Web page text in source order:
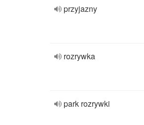
przyjazny
rozrywka
park rozrywki